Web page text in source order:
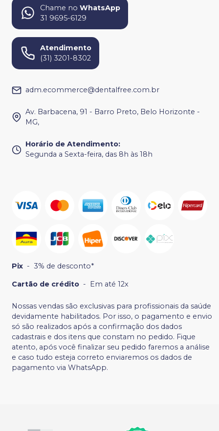
Chame no WhatsApp
31 9695-6129
Atendimento
(31) 3201-8302
adm.ecommerce@dentalfree.com.br
Av. Barbacena, 91 - Barro Preto, Belo Horizonte -
MG,
Horário de Atendimento:
Segunda a Sexta-feira, das 8h às 18h
Pix - 3% de desconto*
Cartão de crédito - Em até 12x
Nossas vendas são exclusivas para profissionais da saúde
devidamente habilitados. Por isso, o pagamento e envio
só são realizados após a confirmação dos dados
cadastrais e dos itens que constam no pedido. Fique
atento, após você finalizar seu pedido faremos a análise
e caso tudo esteja correto enviaremos os dados de
pagamento via WhatsApp.